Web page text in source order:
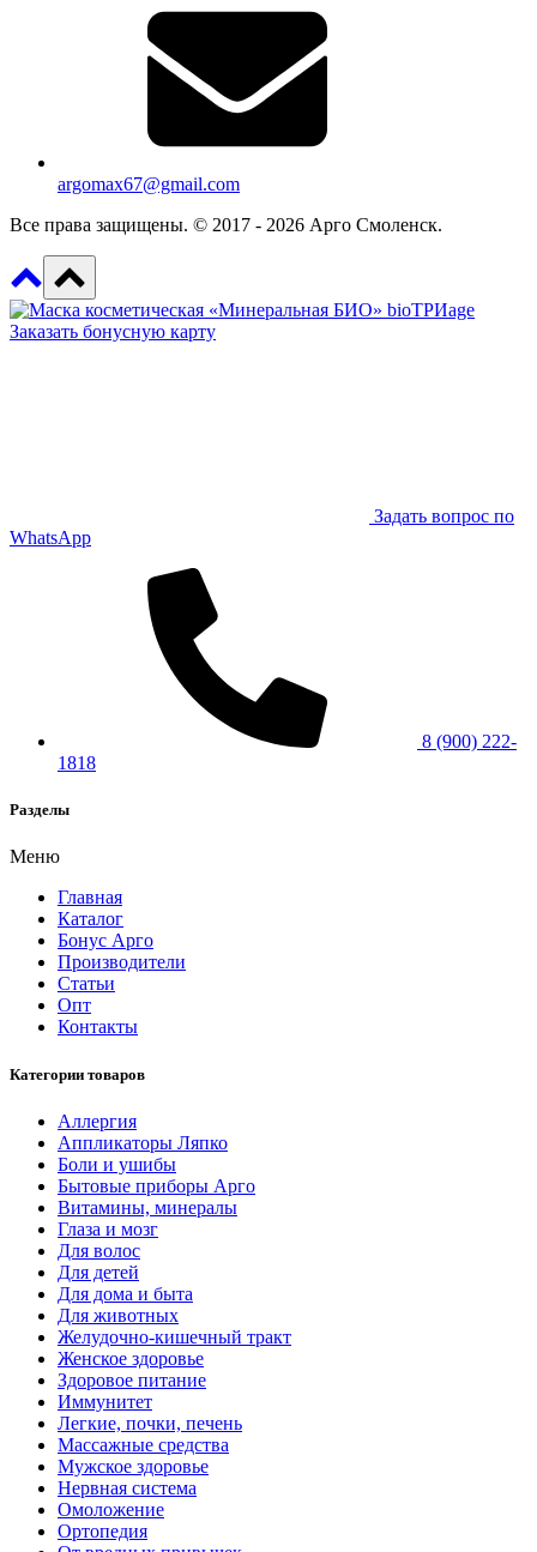
argomax67@gmail.com
Все права защищены. © 2017 - 2026 Арго Смоленск.
Заказать бонусную карту
Задать вопрос по
WhatsApp
8 (900) 222-
1818
Разделы
Меню
Главная
Каталог
Бонус Арго
Производители
Статьи
Опт
Контакты
Категории товаров
Аллергия
Аппликаторы Ляпко
Боли и ушибы
Бытовые приборы Арго
Витамины, минералы
Глаза и мозг
Для волос
Для детей
Для дома и быта
Для животных
Желудочно-кишечный тракт
Женское здоровье
Здоровое питание
Иммунитет
Легкие, почки, печень
Массажные средства
Мужское здоровье
Нервная система
Омоложение
Ортопедия